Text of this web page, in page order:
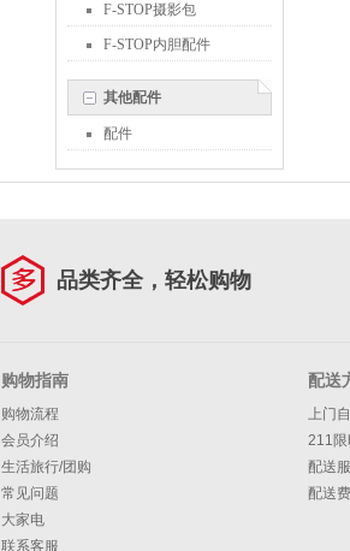
F-STOP摄影包
F-STOP内胆配件
其他配件
配件
品类齐全，轻松购物
购物指南
购物流程
会员介绍
生活旅行/团购
常见问题
大家电
联系客服
配送
上门
211限
配送
配送